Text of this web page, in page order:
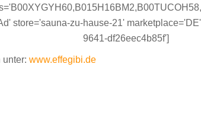
store='sauna-zu-hause-21'
9641-df26eec4b85f']
unter: www.effegibi.de